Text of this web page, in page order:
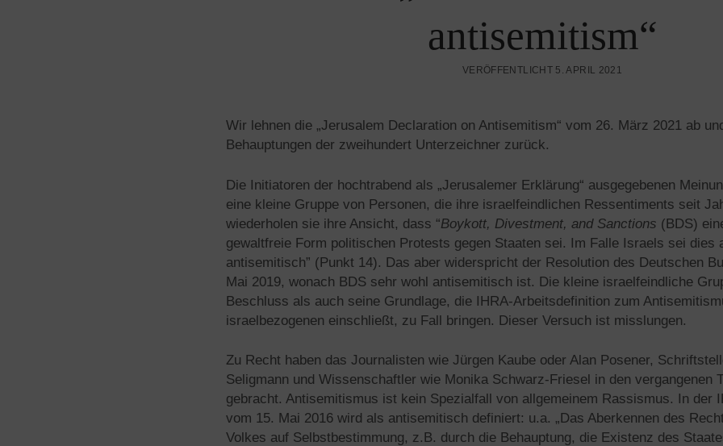
antisemitism“
VERÖFFENTLICHT 5. APRIL 2021
Wir lehnen die „Jerusalem Declaration on Antisemitism“ vom 26. März 2021 ab
Behauptungen der zweihundert Unterzeichner zurück.
Die Initiatoren der hochtrabend als „Jerusalemer Erklärung“ ausgegebenen
eine kleine Gruppe von Personen, die ihre israelfeindlichen Ressentiments seit
wiederholen sie ihre Ansicht, dass “Boykott, Divestment, and Sanctions (BDS)
gewaltfreie Form politischen Protests gegen Staaten sei. Im Falle Israels sei dies
antisemitisch” (Punkt 14). Das aber widerspricht der Resolution des Deutschen
Mai 2019, wonach BDS sehr wohl antisemitisch ist. Die kleine israelfeindliche
Beschluss als auch seine Grundlage, die IHRA-Arbeitsdefinition zum
israelbezogenen einschließt, zu Fall bringen. Dieser Versuch ist misslungen.
Zu Recht haben das Journalisten wie Jürgen Kaube oder Alan Posener,
Seligmann und Wissenschaftler wie Monika Schwarz-Friesel in den vergangenen
gebracht. Antisemitismus ist kein Spezialfall von allgemeinem Rassismus. In der
vom 15. Mai 2016 wird als antisemitisch definiert: u.a. „Das Aberkennen des
Volkes auf Selbstbestimmung, z.B. durch die Behauptung, die Existenz des